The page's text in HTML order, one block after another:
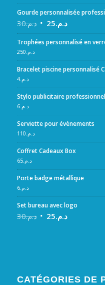
Gourde personnalisée
د.م.30 د.م.25
Trophées personnalisé en
د.م. 250
Bracelet piscine personnalisé
د.م.4
Stylo publicitaire professionnel
د.م.6
Serviette pour évènements
د.م. 110
Coffret Cadeaux Box
د.م.65
Porte badge métallique
د.م.6
Set bureau avec logo
د.م.30 د.م.25
CATÉGORIES DE